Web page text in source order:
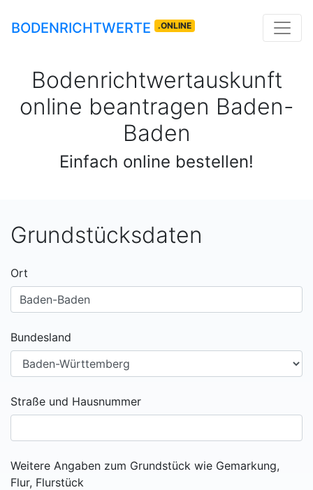
BODENRICHTWERTE .ONLINE
Bodenrichtwertauskunft
online beantragen Baden-
Baden
Einfach online bestellen!
Grundstücksdaten
Ort
Bundesland
Straße und Hausnummer
Weitere Angaben zum Grundstück wie Gemarkung,
Flur, Flurstück